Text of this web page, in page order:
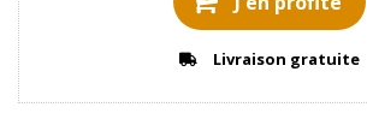
Livraison gratuite